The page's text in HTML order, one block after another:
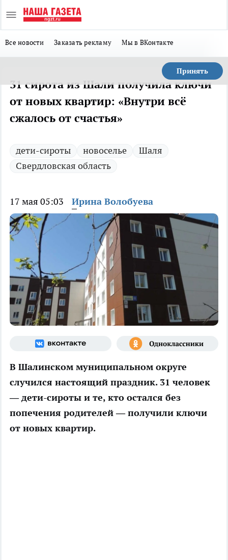
Все новости Заказать рекламу Мы в ВКонтакте
Принять
31 сирота из Шали получила ключи
от новых квартир: «Внутри всё
сжалось от счастья»
дети-сироты новоселье
Шаля
Свердловская область
17 мая 05:03 Ирина Волобуева
В Шалинском муниципальном округе
случился настоящий праздник. 31 человек
— дети-сироты и те, кто остался без
попечения родителей — получили ключи
от новых квартир.